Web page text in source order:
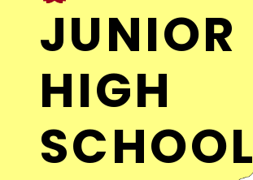
JUNIOR
HIGH
SCHOOL